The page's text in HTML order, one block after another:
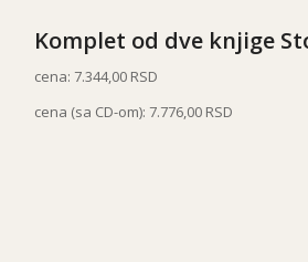
Komplet od dve knjige
cena: 7.344,00 RSD
cena (sa CD-om): 7.776,00 RSD